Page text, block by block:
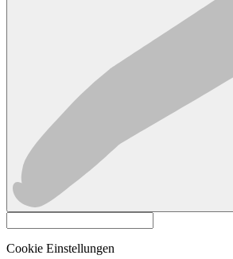
Cookie Einstellungen